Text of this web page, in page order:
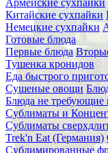
Армейские сухпайки
Китайские сухпайки
Немецкие сухпайки
Готовые блюда
Первые блюда
Тушенка кронидов
Еда быстрого
Сушеные овощи
Блюда не требующие
Сублиматы и
Сублиматы
Trek'n Eat (Германия)
Сублимированные